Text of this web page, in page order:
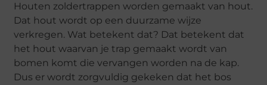
Houten zoldertrappen worden gemaakt van hout.
Dat hout wordt op een duurzame wijze
verkregen. Wat betekent dat? Dat betekent dat
het hout waarvan je trap gemaakt wordt van
bomen komt die vervangen worden na de kap.
Dus er wordt zorgvuldig gekeken dat het bos